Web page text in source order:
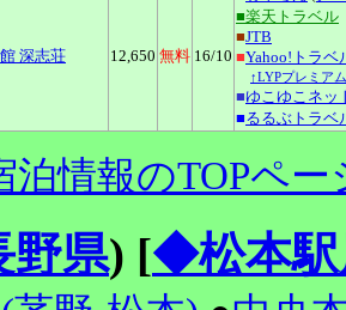
深志荘 12,650 無料 16/10
■楽天トラベル
■JTB
■Yahoo!トラベ
↑LYPプレミア
■ゆこゆこネッ
■るるぶトラベ
泊情報のTOPペー
野県) [◆松本駅